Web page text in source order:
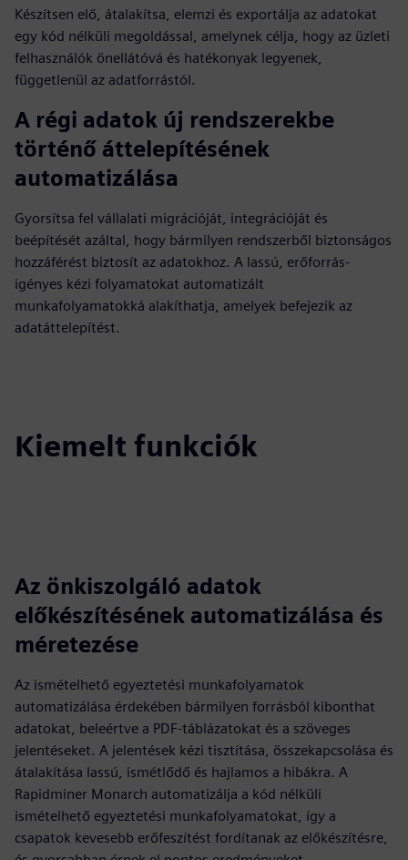
Készítsen elő, átalakítsa, elemzi és exportálja az adatokat
egy kód nélküli megoldással, amelynek célja, hogy az üzleti
felhasználók önellátóvá és hatékonyak legyenek,
függetlenül az adatforrástól.
A régi adatok új rendszerekbe
történő áttelepítésének
automatizálása
Gyorsítsa fel vállalati migrációját, integrációját és
beépítését azáltal, hogy bármilyen rendszerből biztonságos
hozzáférést biztosít az adatokhoz. A lassú, erőforrás-
igényes kézi folyamatokat automatizált
munkafolyamatokká alakíthatja, amelyek befejezik az
adatáttelepítést.
Kiemelt funkciók
Az önkiszolgáló adatok
előkészítésének automatizálása és
méretezése
Az ismételhető egyeztetési munkafolyamatok
automatizálása érdekében bármilyen forrásból kibonthat
adatokat, beleértve a PDF-táblázatokat és a szöveges
jelentéseket. A jelentések kézi tisztítása, összekapcsolása és
átalakítása lassú, ismétlődő és hajlamos a hibákra. A
Rapidminer Monarch automatizálja a kód nélküli
ismételhető egyeztetési munkafolyamatokat, így a
csapatok kevesebb erőfeszítést fordítanak az előkészítésre,